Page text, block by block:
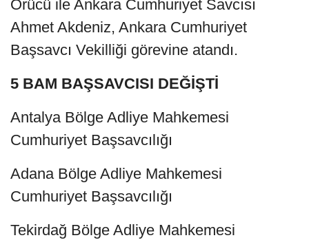
Örücü ile Ankara Cumhuriyet Savcısı
Ahmet Akdeniz, Ankara Cumhuriyet
Başsavcı Vekilliği görevine atandı.
5 BAM BAŞSAVCISI DEĞİŞTİ
Antalya Bölge Adliye Mahkemesi
Cumhuriyet Başsavcılığı
Adana Bölge Adliye Mahkemesi
Cumhuriyet Başsavcılığı
Tekirdağ Bölge Adliye Mahkemesi